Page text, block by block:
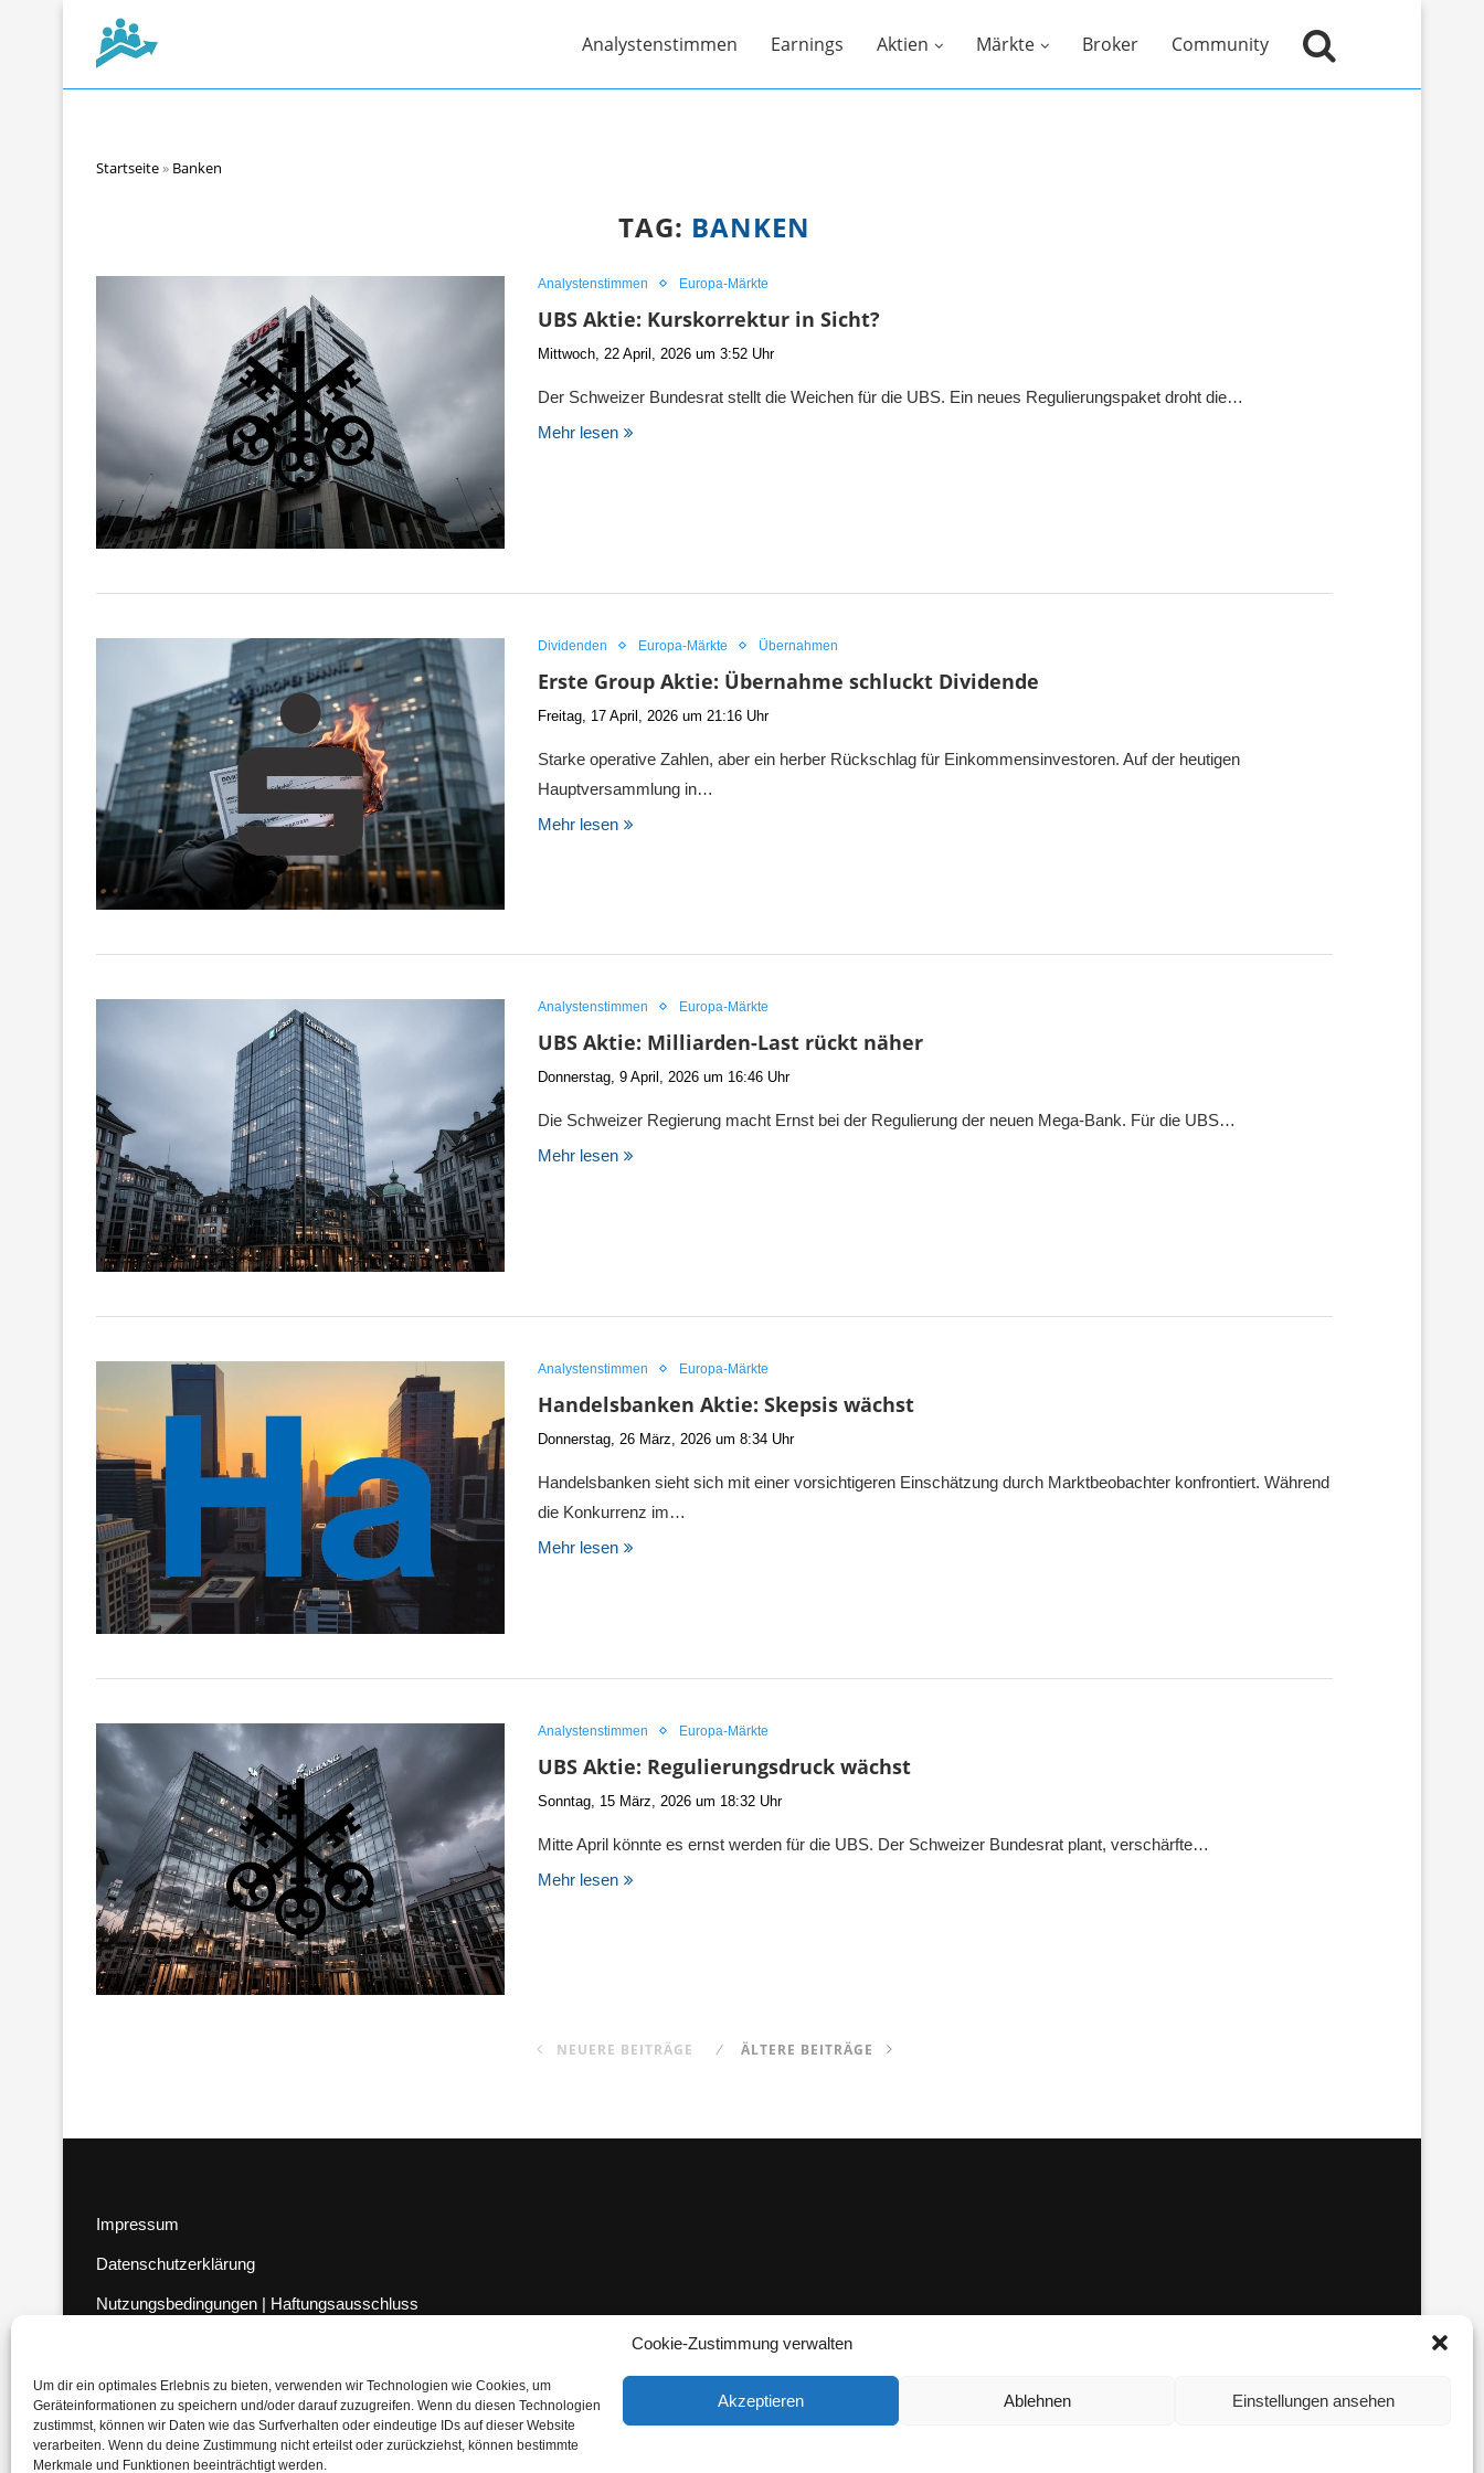
Cookie-Zustimmung verwalten
Um dir ein optimales Erlebnis zu bieten, verwenden wir Technologien wie Cookies, um
Geräteinformationen zu speichern und/oder darauf zuzugreifen. Wenn du diesen Technologien
zustimmst, können wir Daten wie das Surfverhalten oder eindeutige IDs auf dieser Website
verarbeiten. Wenn du deine Zustimmung nicht erteilst oder zurückziehst, können bestimmte
Merkmale und Funktionen beeinträchtigt werden.
Akzeptieren Ablehnen Einstellungen ansehen
Analystenstimmen Earnings Aktien Märkte Broker Community
Startseite» Banken
TAG: BANKEN
Analystenstimmen Europa-Märkte
UBS Aktie: Kurskorrektur in Sicht?
Mittwoch, 22 April, 2026 um 3:52 Uhr
Der Schweizer Bundesrat stellt die Weichen für die UBS. Ein neues Regulierungspaket droht die…
Mehr lesen
Dividenden Europa-Märkte Übernahmen
Erste Group Aktie: Übernahme schluckt Dividende
Freitag, 17 April, 2026 um 21:16 Uhr
Starke operative Zahlen, aber ein herber Rückschlag für Einkommensinvestoren. Auf der heutigen
Hauptversammlung in…
Mehr lesen
Analystenstimmen Europa-Märkte
UBS Aktie: Milliarden-Last rückt näher
Donnerstag, 9 April, 2026 um 16:46 Uhr
Die Schweizer Regierung macht Ernst bei der Regulierung der neuen Mega-Bank. Für die UBS…
Mehr lesen
Analystenstimmen Europa-Märkte
Handelsbanken Aktie: Skepsis wächst
Donnerstag, 26 März, 2026 um 8:34 Uhr
Handelsbanken sieht sich mit einer vorsichtigeren Einschätzung durch Marktbeobachter konfrontiert. Während
die Konkurrenz im…
Mehr lesen
Analystenstimmen Europa-Märkte
UBS Aktie: Regulierungsdruck wächst
Sonntag, 15 März, 2026 um 18:32 Uhr
Mitte April könnte es ernst werden für die UBS. Der Schweizer Bundesrat plant, verschärfte…
Mehr lesen
NEUERE BEITRÄGE ÄLTERE BEITRÄGE
Impressum
Datenschutzerklärung
Nutzungsbedingungen | Haftungsausschluss
Compliance Regeln|AGB
Abo kündigen
Venezuela Anleihen